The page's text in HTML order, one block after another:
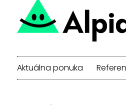
Aktuálna ponuka